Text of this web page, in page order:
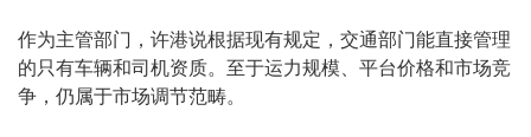
作为主管部门，许港说根据现有规定，交通部门能直接管理
的只有车辆和司机资质。至于运力规模、平台价格和市场竞
争，仍属于市场调节范畴。